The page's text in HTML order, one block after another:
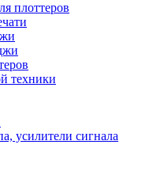
плоттеров
техники
усилители сигнала